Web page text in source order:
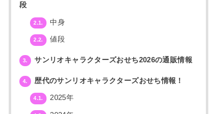
段
2.1. 中身
2.2. 値段
3. サンリオキャラクターズおせち2026の通販情報
4. 歴代のサンリオキャラクターズおせち情報！
4.1. 2025年